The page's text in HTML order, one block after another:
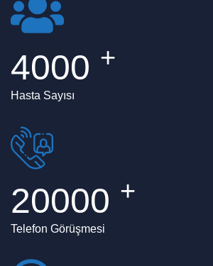
4000 +
Hasta Sayısı
20000 +
Telefon Görüşmesi